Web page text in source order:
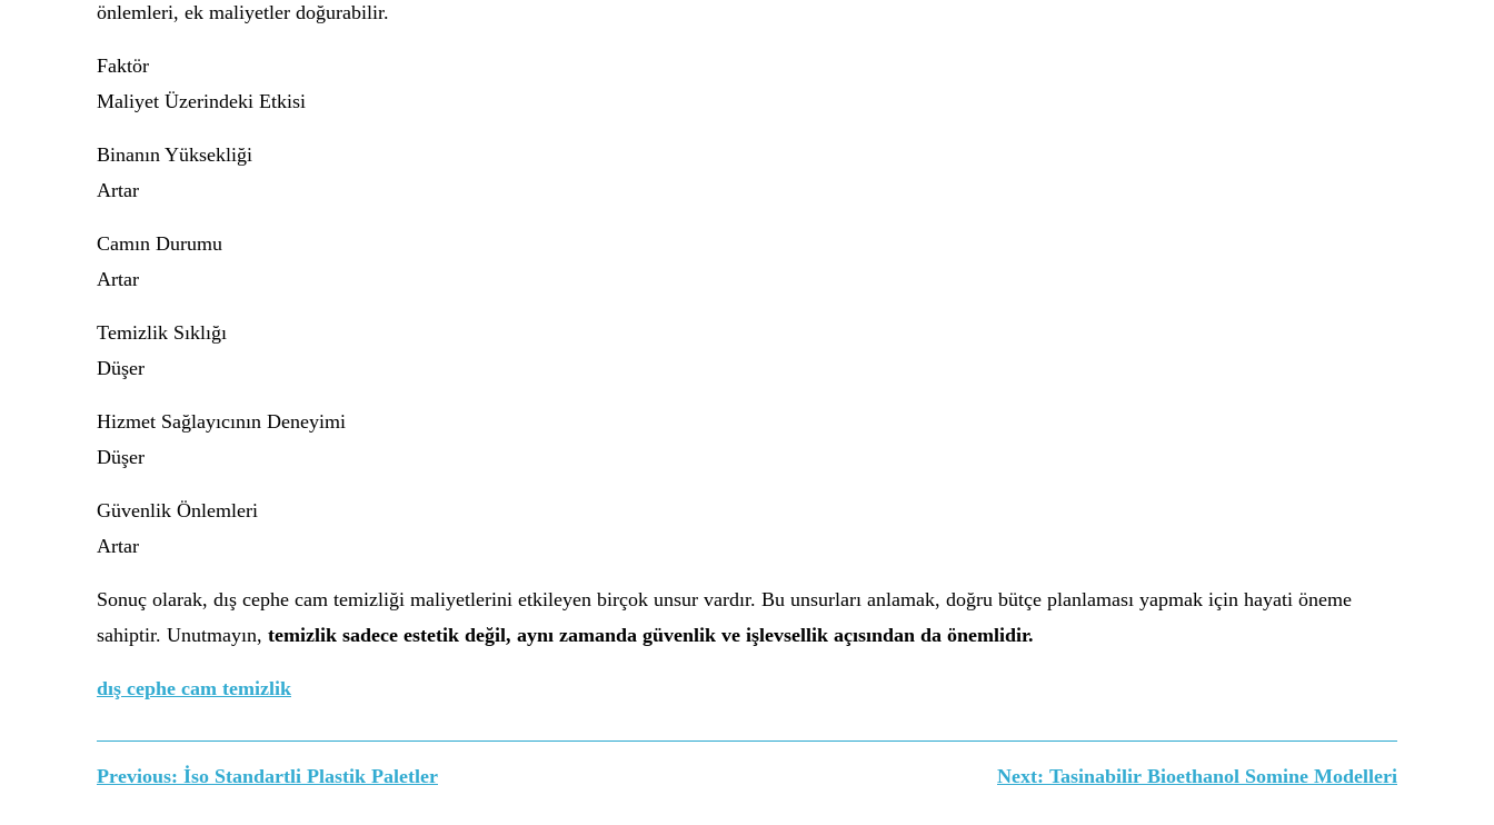
önlemleri, ek maliyetler doğurabilir.
Faktör
Maliyet Üzerindeki Etkisi
Binanın Yüksekliği
Artar
Camın Durumu
Artar
Temizlik Sıklığı
Düşer
Hizmet Sağlayıcının Deneyimi
Düşer
Güvenlik Önlemleri
Artar
Sonuç olarak, dış cephe cam temizliği maliyetlerini etkileyen birçok unsur vardır. Bu unsurları anlamak, doğru bütçe planlaması yapmak için hayati öneme
sahiptir. Unutmayın, temizlik sadece estetik değil, aynı zamanda güvenlik ve işlevsellik açısından da önemlidir.
dış cephe cam temizlik
Yazı
Previous: İso Standartli Plastik Paletler Next: Tasinabilir Bioethanol Somine Modelleri